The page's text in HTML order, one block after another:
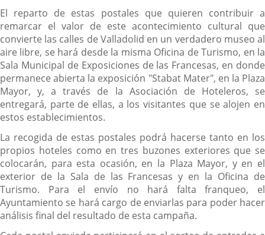
El reparto de estas postales que quieren contribuir a
remarcar el valor de este acontecimiento cultural que
convierte las calles de Valladolid en un verdadero museo al
aire libre, se hará desde la misma Oficina de Turismo, en la
Sala Municipal de Exposiciones de las Francesas, en donde
permanece abierta la exposición "Stabat Mater", en la Plaza
Mayor, y, a través de la Asociación de Hoteleros, se
entregará, parte de ellas, a los visitantes que se alojen en
estos establecimientos.
La recogida de estas postales podrá hacerse tanto en los
propios hoteles como en tres buzones exteriores que se
colocarán, para esta ocasión, en la Plaza Mayor, y en el
exterior de la Sala de las Francesas y en la Oficina de
Turismo. Para el envío no hará falta franqueo, el
Ayuntamiento se hará cargo de enviarlas para poder hacer
análisis final del resultado de esta campaña.